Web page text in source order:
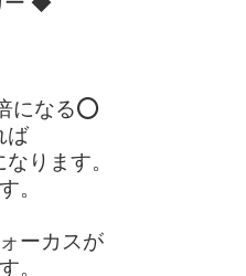
になる⭕️
ば
ります。
。
ーカスが
。